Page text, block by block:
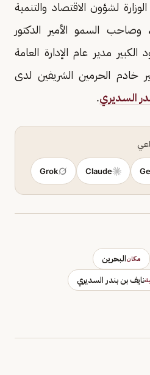
لشؤون الاقتصاد والتنمية
وصاحب السمو الأمير الدكتور
مدير عام الإدارة العامة
خادم الحرمين الشريفين لدى
السديري.
Claude
Grok
مكانالبحرين
نايف بن بندر السديري